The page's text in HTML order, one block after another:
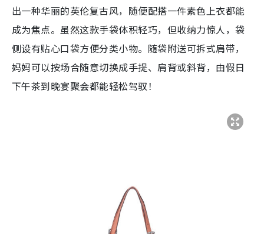
出一种华丽的英伦复古风，随便配搭一件素色上衣都能
成为焦点。虽然这款手袋体积轻巧，但收纳力惊人，袋
侧设有贴心口袋方便分类小物。随袋附送可拆式肩带，
妈妈可以按场合随意切换成手提、肩背或斜背，由假日
下午茶到晚宴聚会都能轻松驾驭！